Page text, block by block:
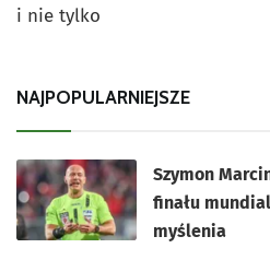
i nie tylko
NAJPOPULARNIEJSZE
Szymon
finału
myślenia